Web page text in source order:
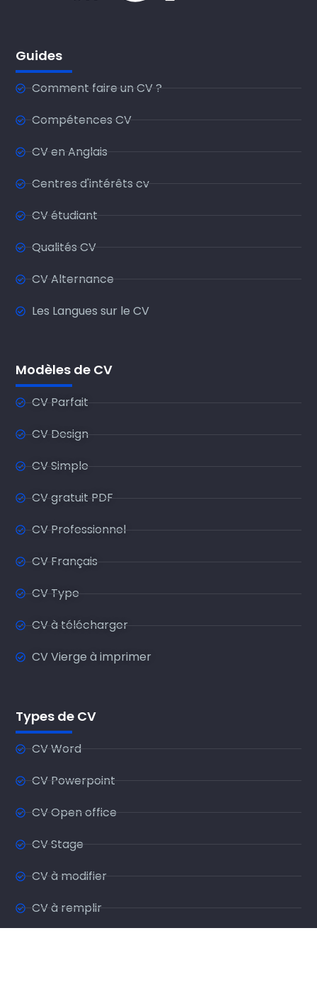
Guides
Comment faire un CV ?
Compétences CV
CV en Anglais
Centres d'intérêts cv
CV étudiant
Qualités CV
CV Alternance
Les Langues sur le CV
Modèles de CV
CV Parfait
CV Design
CV Simple
CV gratuit PDF
CV Professionnel
CV Français
CV Type
CV à télécharger
CV Vierge à imprimer
Types de CV
CV Word
CV Powerpoint
CV Open office
CV Stage
CV à modifier
CV à remplir